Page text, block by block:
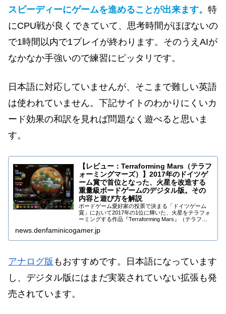
スピーディーにゲームを進めることが出来ます。 特
にCPU戦が良くできていて、思考時間がほぼないの
で1時間以内で1プレイが終わります。そのうえAIが
なかなか手強いので練習にピッタリです。
日本語に対応していませんが、そこまで難しい英語
は使われていません。下記サイトのわかりにくいカ
ード効果の和訳を見れば問題なく遊べると思いま
す。
【レビュー：Terraforming Mars（テラフ
ォーミングマーズ）】2017年のドイツゲ
ーム賞で首位となった、火星を改造する
重量級ボードゲームのデジタル版。その
内容と遊び方を解説
ボードゲーム愛好家の投票で決まる「ドイツゲーム
賞」において2017年の1位に輝いた、火星をテラフォ
ーミングする作品『Terraforming Mars』（テラフォ
news.denfaminicogamer.jp
アナログ版 もおすすめです。日本語になっています
し、デジタル版にはまだ実装されていない拡張も発
売されています。